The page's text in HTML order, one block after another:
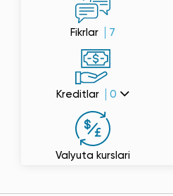
Fikrlar 7
Kreditlar 0
Valyuta kurslari